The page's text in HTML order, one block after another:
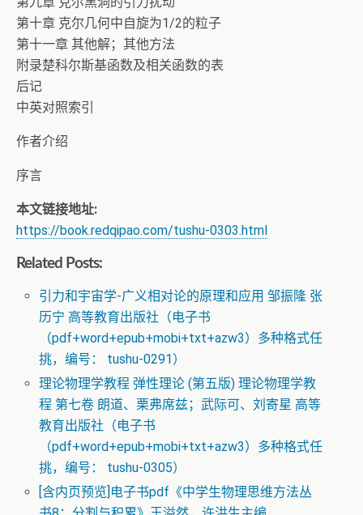
第十章 克尔几何中自旋为1/2的粒子
第十一章 其他解；其他方法
附录楚科尔斯基函数及相关函数的表
后记
中英对照索引
作者介绍
序言
本文链接地址:
https://book.redqipao.com/tushu-0303.html
Related Posts:
引力和宇宙学-广义相对论的原理和应用 邹振隆 张
历宁 高等教育出版社（电子书
（pdf+word+epub+mobi+txt+azw3）多种格式任
挑，编号： tushu-0291）
理论物理学教程 弹性理论 (第五版) 理论物理学教
程 第七卷 朗道、栗弗席兹；武际可、刘寄星 高等
教育出版社（电子书
（pdf+word+epub+mobi+txt+azw3）多种格式任
挑，编号： tushu-0305）
[含内页预览]电子书pdf《中学生物理思维方法丛